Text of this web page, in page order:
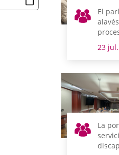
El
su
23
La